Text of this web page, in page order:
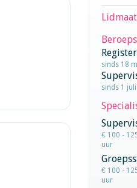
sinds 18
sinds 1
€ 100 -
uur
€ 100 -
uur